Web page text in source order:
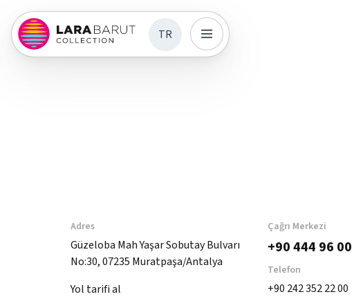
TR
Adres
Güzeloba Mah Yaşar Sobutay Bulvarı
No:30, 07235 Muratpaşa/Antalya
Yol tarifi al
Çağrı Merkezi
+90 444 96 00
Telefon
+90 242 352 22 00